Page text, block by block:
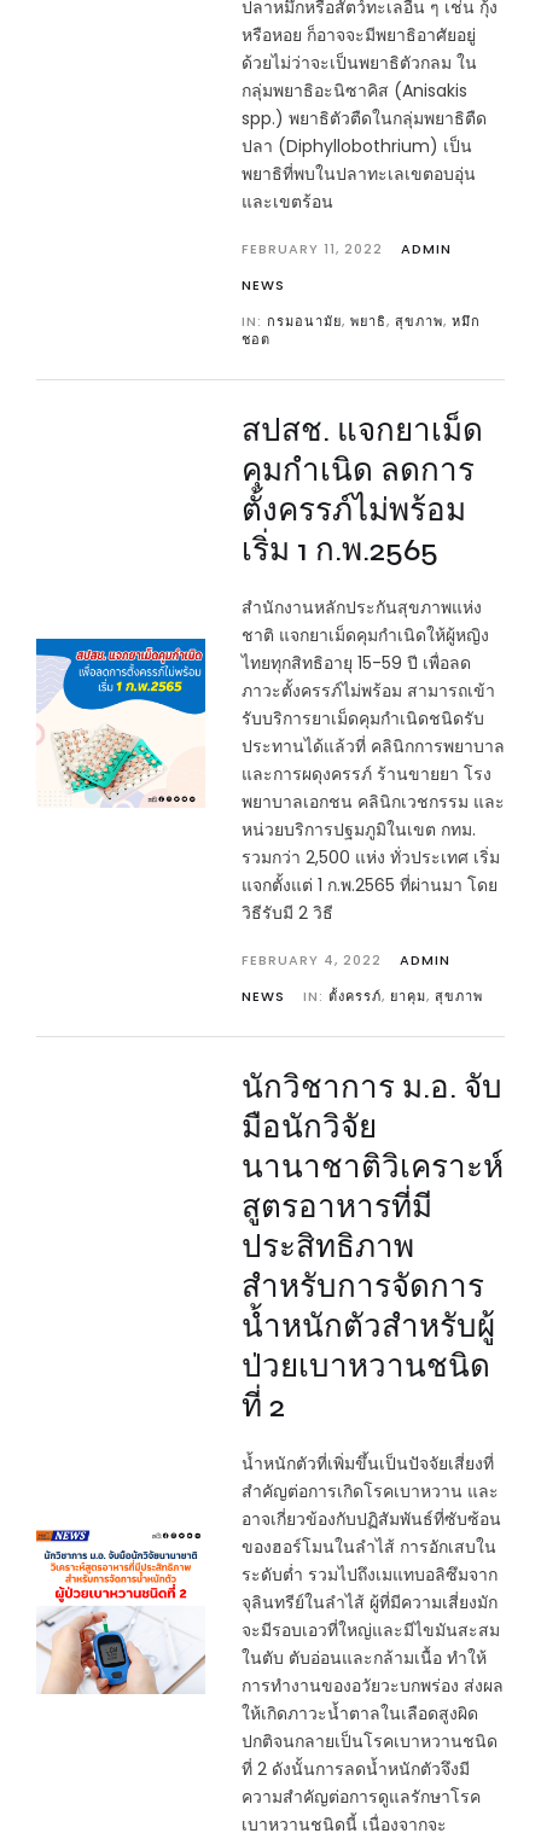
ปลาหมึกหรือสัตว์ทะเลอื่น ๆ เช่น กุ้ง
หรือหอย ก็อาจจะมีพยาธิอาศัยอยู่
ด้วยไม่ว่าจะเป็นพยาธิตัวกลม ใน
กลุ่มพยาธิอะนิซาคิส (Anisakis
spp.) พยาธิตัวตืดในกลุ่มพยาธิตืด
ปลา (Diphyllobothrium) เป็น
พยาธิที่พบในปลาทะเลเขตอบอุ่น
และเขตร้อน
FEBRUARY 11, 2022
ADMIN
NEWS
IN: กรมอนามัย, พยาธิ, สุขภาพ, หมึก
ชอต
สปสช. แจกยาเม็ด
คุมกำเนิด ลดการ
ตั้งครรภ์ไม่พร้อม
เริ่ม 1 ก.พ.2565
สำนักงานหลักประกันสุขภาพแห่ง
ชาติ แจกยาเม็ดคุมกำเนิดให้ผู้หญิง
ไทยทุกสิทธิอายุ 15-59 ปี เพื่อลด
ภาวะตั้งครรภ์ไม่พร้อม สามารถเข้า
รับบริการยาเม็ดคุมกำเนิดชนิดรับ
ประทานได้แล้วที่ คลินิกการพยาบาล
และการผดุงครรภ์ ร้านขายยา โรง
พยาบาลเอกชน คลินิกเวชกรรม และ
หน่วยบริการปฐมภูมิในเขต กทม.
รวมกว่า 2,500 แห่ง ทั่วประเทศ เริ่ม
แจกตั้งแต่ 1 ก.พ.2565 ที่ผ่านมา โดย
วิธีรับมี 2 วิธี
FEBRUARY 4, 2022
ADMIN
NEWS
IN: ตั้งครรภ์, ยาคุม, สุขภาพ
นักวิชาการ ม.อ. จับ
มือนักวิจัย
นานาชาติวิเคราะห์
สูตรอาหารที่มี
ประสิทธิภาพ
สำหรับการจัดการ
น้ำหนักตัวสำหรับผู้
ป่วยเบาหวานชนิด
ที่ 2
น้ำหนักตัวที่เพิ่มขึ้นเป็นปัจจัยเสี่ยงที่
สำคัญต่อการเกิดโรคเบาหวาน และ
อาจเกี่ยวข้องกับปฏิสัมพันธ์ที่ซับซ้อน
ของฮอร์โมนในลำไส้ การอักเสบใน
ระดับต่ำ รวมไปถึงเมแทบอลิซึมจาก
จุลินทรีย์ในลำไส้ ผู้ที่มีความเสี่ยงมัก
จะมีรอบเอวที่ใหญ่และมีไขมันสะสม
ในตับ ตับอ่อนและกล้ามเนื้อ ทำให้
การทำงานของอวัยวะบกพร่อง ส่งผล
ให้เกิดภาวะน้ำตาลในเลือดสูงผิด
ปกติจนกลายเป็นโรคเบาหวานชนิด
ที่ 2 ดังนั้นการลดน้ำหนักตัวจึงมี
ความสำคัญต่อการดูแลรักษาโรค
เบาหวานชนิดนี้ เนื่องจากจะ